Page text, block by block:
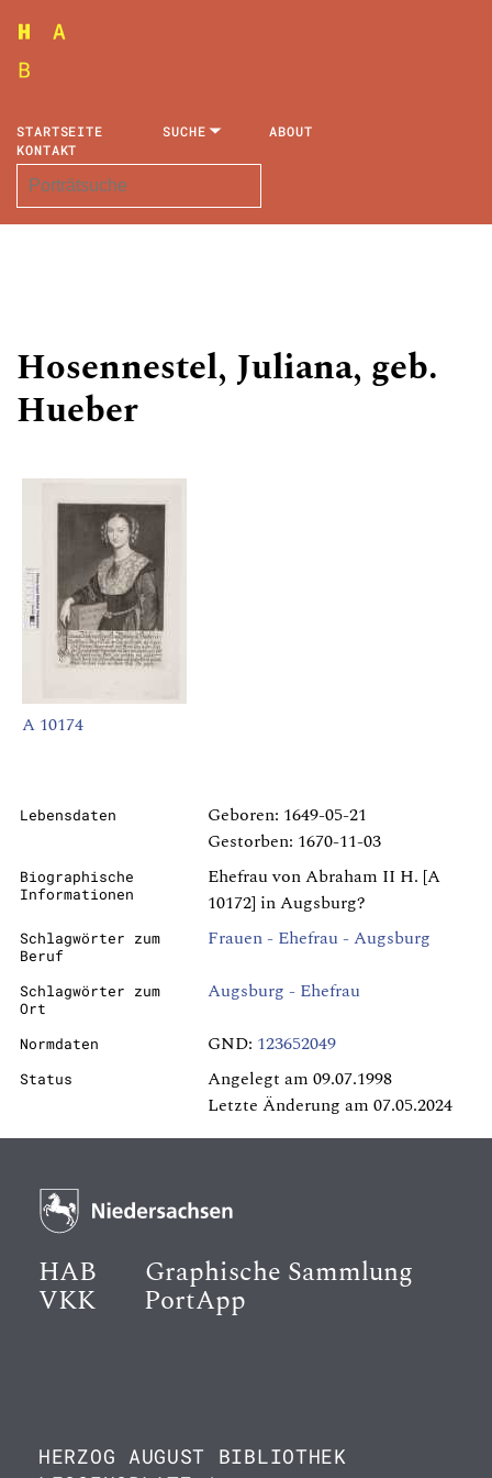
STARTSEITE SUCHE
ABOUT
KONTAKT
Hosennestel, Juliana, geb.
Hueber
A 10174
Lebensdaten
Geboren: 1649-05-21
Gestorben: 1670-11-03
Biographische
Informationen
Ehefrau von Abraham II H. [A
10172] in Augsburg?
Schlagwörter zum
Beruf
Frauen - Ehefrau - Augsburg
Schlagwörter zum
Ort
Augsburg - Ehefrau
Normdaten GND: 123652049
Status
Angelegt am 09.07.1998
Letzte Änderung am 07.05.2024
HAB Graphische Sammlung
VKK PortApp
HERZOG AUGUST BIBLIOTHEK